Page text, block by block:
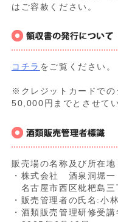
はご容赦ください。
コチラ をご覧ください。
※クレジットカードでの
50,000円までとさせて
販売場の名称及び所在地
・株式会社 酒泉洞堀一
名古屋市西区枇杷島三
・販売管理者の氏名:小
・酒類販売管理研修受講